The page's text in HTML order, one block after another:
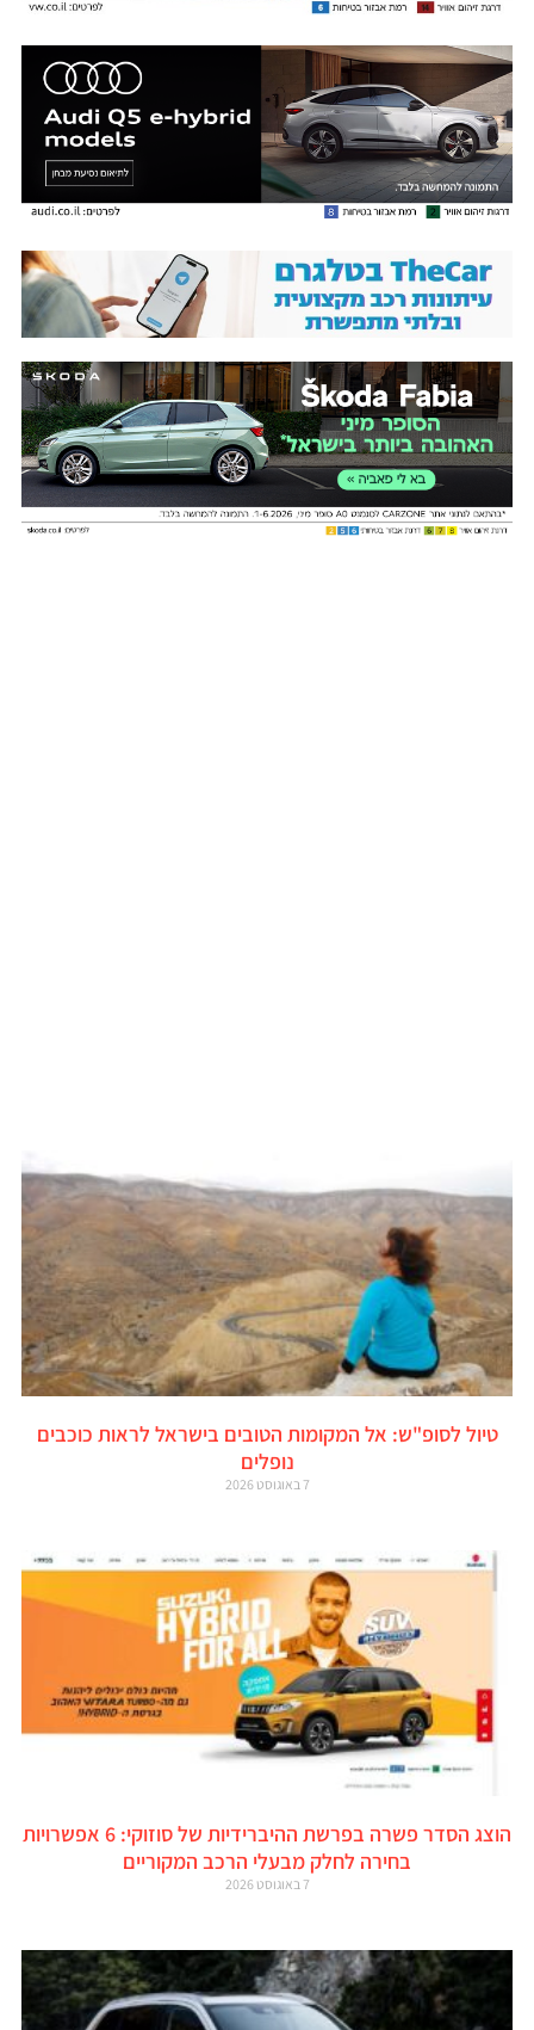
טיול לסופ"ש: אל המקומות הטובים בישראל לראות כוכבים
נופלים
הוצג הסדר פשרה בפרשת ההיברידיות של סוזוקי: 6 אפשרויות
בחירה לחלק מבעלי הרכב המקוריים